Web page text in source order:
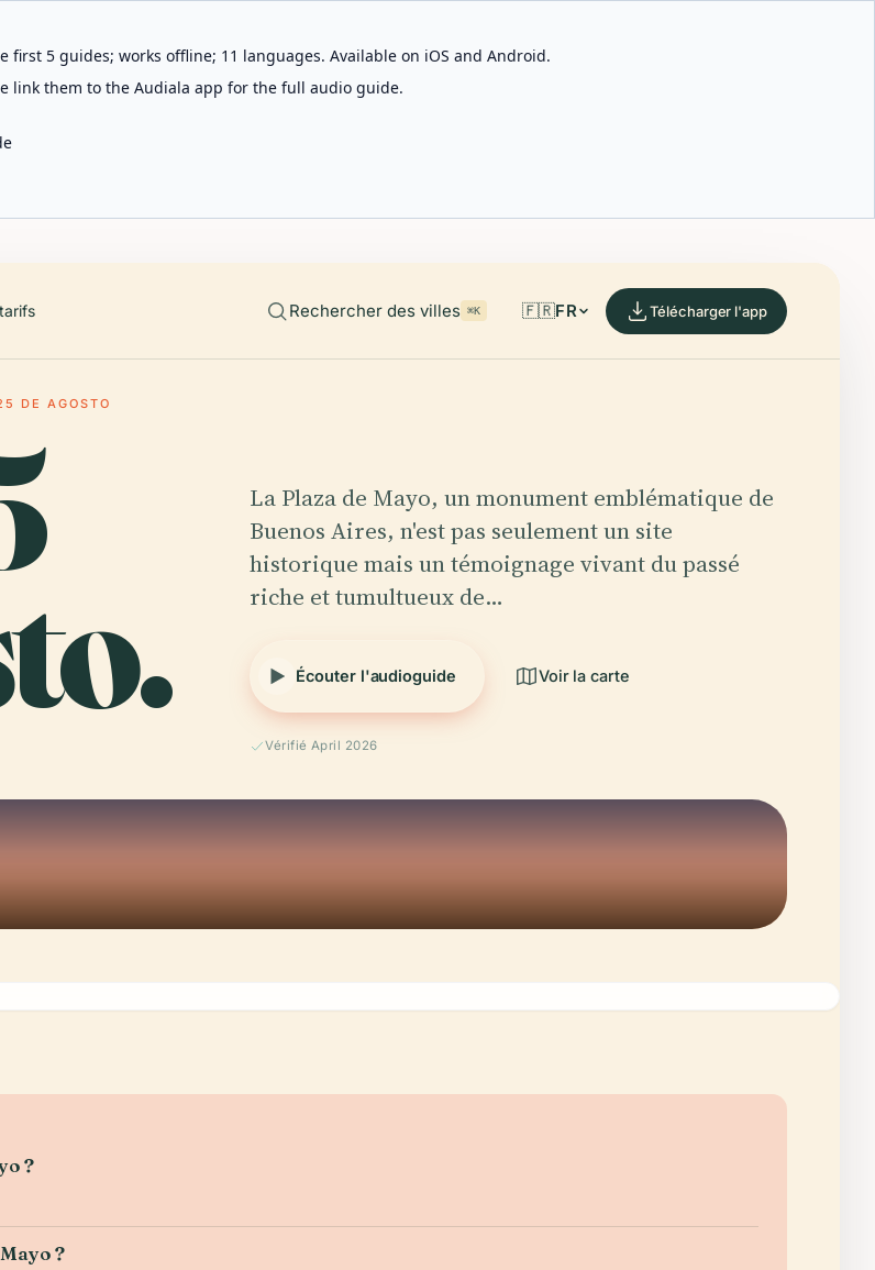
5 guides; works offline; 11 languages. Available on iOS and Android.
link them to the Audiala app for the full audio guide.
Rechercher des villes ⌘K 🇫🇷FR Télécharger l'app
DE AGOSTO
La Plaza de Mayo, un monument emblématique de
Buenos Aires, n'est pas seulement un site
historique mais un témoignage vivant du passé
riche et tumultueux de…
Écouter l'audioguide Voir la carte
Vérifié April 2026
?
?